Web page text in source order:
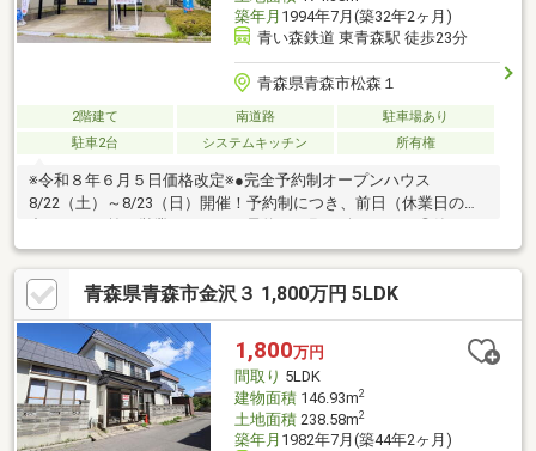
築年月 1994年7月(築32年2ヶ月)
青い森鉄道 東青森駅 徒歩23分
青森県青森市松森１
2階建て 南道路
駐車場あり
駐車2台
システムキッチン 所有権
※令和８年６月５日価格改定※●完全予約制オープンハウス
8/22（土）～8/23（日）開催！予約制につき、前日（休業日の場
年・4LDK+S◎南向きで陽当たり良好◎リフォーム工事完了（12
月末）◎駐車２台可（カーポート）◎ミサワホームのリフォーム
住宅です。キッチンと洗面室の間に家事スペースがあり、家事が
しやすい間取り。また、外部物置や納戸（1.8帖）があり収納力
〇。◎国道4号線まで徒歩8分。コンビニ、スーパーも徒歩15分圏
内で、生活利便性の良い立地です。◎ミサワホーム売主物件
青森県青森市金沢３ 1,800万円 5LDK
1,800万円
間取り 5LDK
建物面積146.93m2
土地面積238.58m2
築年月 1982年7月(築44年2ヶ月)